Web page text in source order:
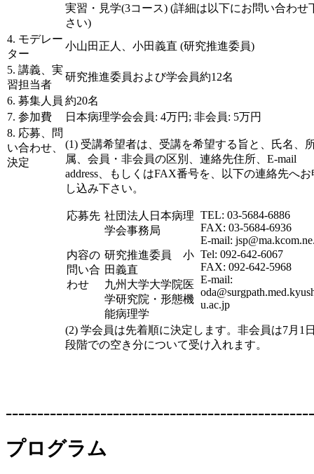
実習・見学(3コース) (詳細は以下にお問い合わせ
さい)
4. モデレー
ター
小山田正人、小田義直 (研究推進委員)
5. 講義、実
習担当者
研究推進委員および学会員約12名
6. 募集人員 約20名
7. 参加費
日本病理学会会員: 4万円; 非会員: 5万円
8. 応募、問
い合わせ、
決定
(1) 受講希望者は、受講を希望する旨と、氏名、
属、会員・非会員の区別、連絡先住所、E-mail
address、もしくはFAX番号を、以下の連絡先へお
し込み下さい。
応募先 社団法人日本病理
学会事務局
TEL: 03-5684-6886
FAX: 03-5684-6936
E-mail:
内容の
問い合
わせ
研究推進委員 小
田義直
九州大学大学院医
学研究院・形態機
能病理学
Tel: 092-642-6067
FAX: 092-642-5968
E-mail:
u.ac.jp
(2) 学会員は先着順に決定します。非会員は7月1
段階での空き分について受け入れます。
プログラム